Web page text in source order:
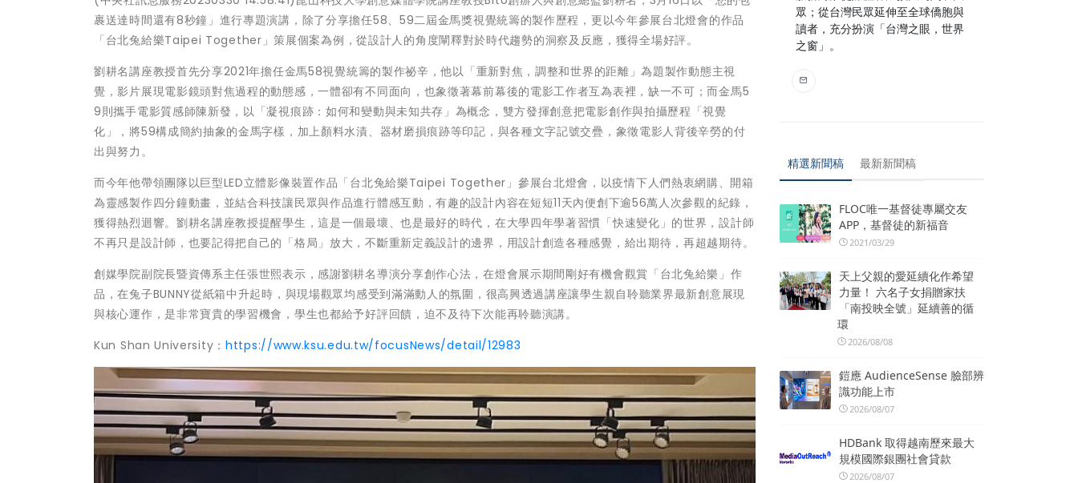
裹送達時間還有8秒鐘」進行專題演講，除了分享擔任58、59二屆金馬獎視覺統籌的製作歷程，更以今年參展台北燈會的作品
「台北兔給樂Taipei Together」策展個案為例，從設計人的角度闡釋對於時代趨勢的洞察及反應，獲得全場好評。
劉耕名講座教授首先分享2021年擔任金馬58視覺統籌的製作祕辛，他以「重新對焦，調整和世界的距離」為題製作動態主視
覺，影片展現電影鏡頭對焦過程的動態感，一體卻有不同面向，也象徵著幕前幕後的電影工作者互為表裡，缺一不可；而金馬5
9則攜手電影質感師陳新發，以「凝視痕跡：如何和變動與未知共存」為概念，雙方發揮創意把電影創作與拍攝歷程「視覺
化」，將59構成簡約抽象的金馬字樣，加上顏料水漬、器材磨損痕跡等印記，與各種文字記號交疊，象徵電影人背後辛勞的付
出與努力。
而今年他帶領團隊以巨型LED立體影像裝置作品「台北兔給樂Taipei Together」參展台北燈會，以疫情下人們熱衷網購、開箱
為靈感製作四分鐘動畫，並結合科技讓民眾與作品進行體感互動，有趣的設計內容在短短11天內便創下逾56萬人次參觀的紀錄，
獲得熱烈迴響。劉耕名講座教授提醒學生，這是一個最壞、也是最好的時代，在大學四年學著習慣「快速變化」的世界，設計師
不再只是設計師，也要記得把自己的「格局」放大，不斷重新定義設計的邊界，用設計創造各種感覺，給出期待，再超越期待。
創媒學院副院長暨資傳系主任張世熙表示，感謝劉耕名導演分享創作心法，在燈會展示期間剛好有機會觀賞「台北兔給樂」作
品，在兔子BUNNY從紙箱中升起時，與現場觀眾均感受到滿滿動人的氛圍，很高興透過講座讓學生親自聆聽業界最新創意展現
與核心運作，是非常寶貴的學習機會，學生也都給予好評回饋，迫不及待下次能再聆聽演講。
Kun Shan University： https://www.ksu.edu.tw/focusNews/detail/12983
眾；從台灣民眾延伸至全球僑胞與
讀者，充分扮演「台灣之眼，世界
之窗」。
精選新聞稿 最新新聞稿
FLOC唯一基督徒專屬交友
APP，基督徒的新福音
2021/03/29
天上父親的愛延續化作希望
力量！ 六名子女捐贈家扶
「南投映全號」延續善的循
環
2026/08/08
鎧應 AudienceSense 臉部辨
識功能上市
2026/08/07
HDBank 取得越南歷來最大
規模國際銀團社會貸款
2026/08/07